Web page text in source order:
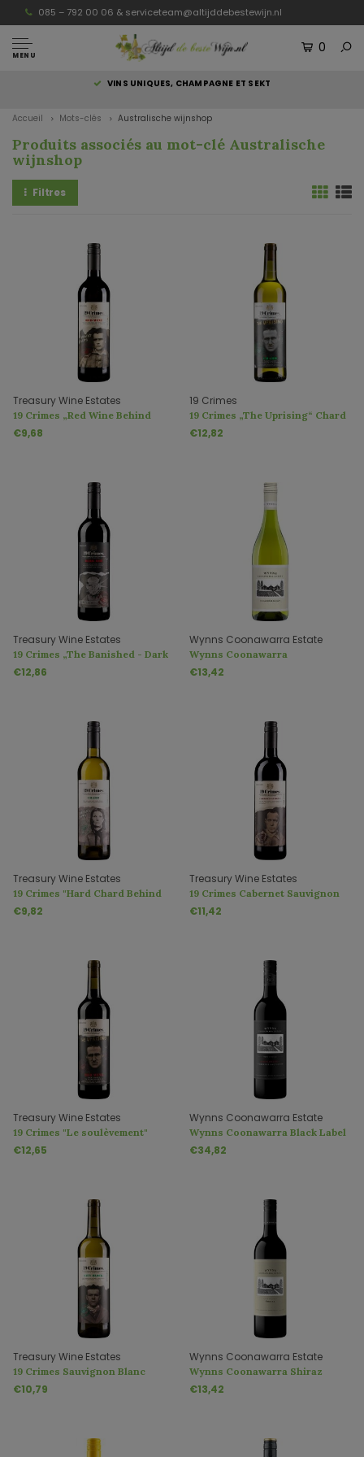
085 – 792 00 06 & serviceteam@altijddebestewijn.nl
MENU
0
VINS UNIQUES, CHAMPAGNE ET SEKT
Accueil Mots-clés Australische wijnshop
Produits associés au mot-clé Australische
wijnshop
Filtres
Treasury Wine Estates
19 Crimes „Red Wine Behind
Bars“
€9,68
19 Crimes
19 Crimes „The Uprising“ Chard
€12,82
Treasury Wine Estates
19 Crimes „The Banished - Dark
Red“
€12,86
Wynns Coonawarra Estate
Wynns Coonawarra
Chardonnay
€13,42
Treasury Wine Estates
19 Crimes "Hard Chard Behind
Bars" (en anglais)
€9,82
Treasury Wine Estates
19 Crimes Cabernet Sauvignon
€11,42
Treasury Wine Estates
19 Crimes "Le soulèvement"
€12,65
Wynns Coonawarra Estate
Wynns Coonawarra Black Label
Cabernet Sauvignon
€34,82
Treasury Wine Estates
19 Crimes Sauvignon Blanc
"Sauv Block"
€10,79
Wynns Coonawarra Estate
Wynns Coonawarra Shiraz
€13,42